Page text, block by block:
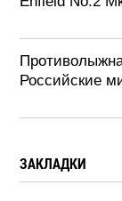
Российские
ЗАКЛАДКИ